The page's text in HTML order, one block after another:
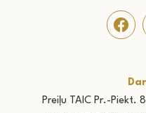
Preiļu TAIC Pr.-Piekt.